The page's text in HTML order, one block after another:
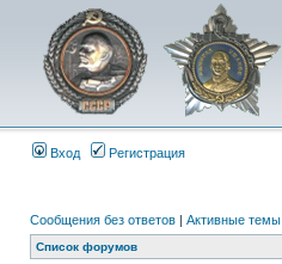
Вход Регистрация
Сообщения без ответов | Активные темы
Список форумов